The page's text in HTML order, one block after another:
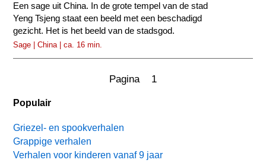
Een sage uit China. In de grote tempel van de stad
Yeng Tsjeng staat een beeld met een beschadigd
gezicht. Het is het beeld van de stadsgod.
Sage | China | ca. 16 min.
Pagina 1
Populair
Griezel- en spookverhalen
Grappige verhalen
Verhalen voor kinderen vanaf 9 jaar